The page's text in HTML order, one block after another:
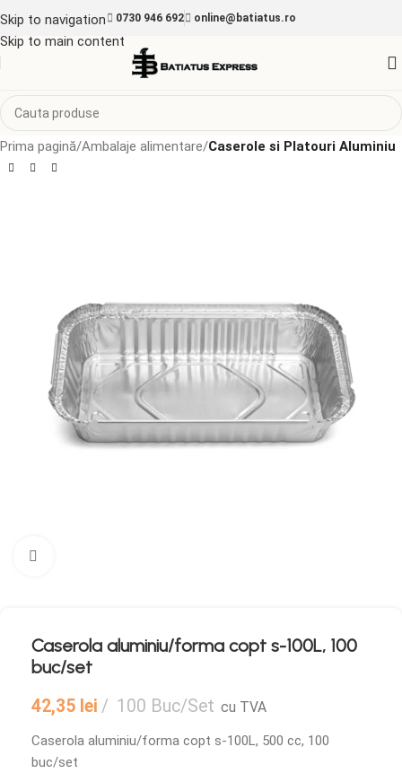
Skip to navigation
Skip to main content
0730 946 692 online@batiatus.ro
Prima pagină Ambalaje alimentare Caserole si Platouri Aluminiu
Caserola aluminiu/forma copt s-100L, 100
buc/set
42,35 lei 100 Buc/Set cu TVA
Caserola aluminiu/forma copt s-100L, 500 cc, 100
buc/set